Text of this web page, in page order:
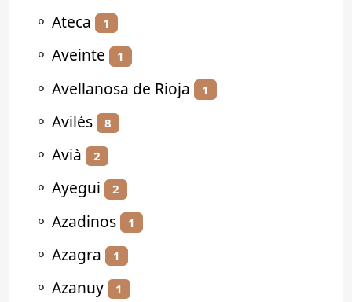
⚬ Ateca 1
⚬ Aveinte 1
⚬ Avellanosa de Rioja 1
⚬ Avilés 8
⚬ Avià 2
⚬ Ayegui 2
⚬ Azadinos 1
⚬ Azagra 1
⚬ Azanuy 1